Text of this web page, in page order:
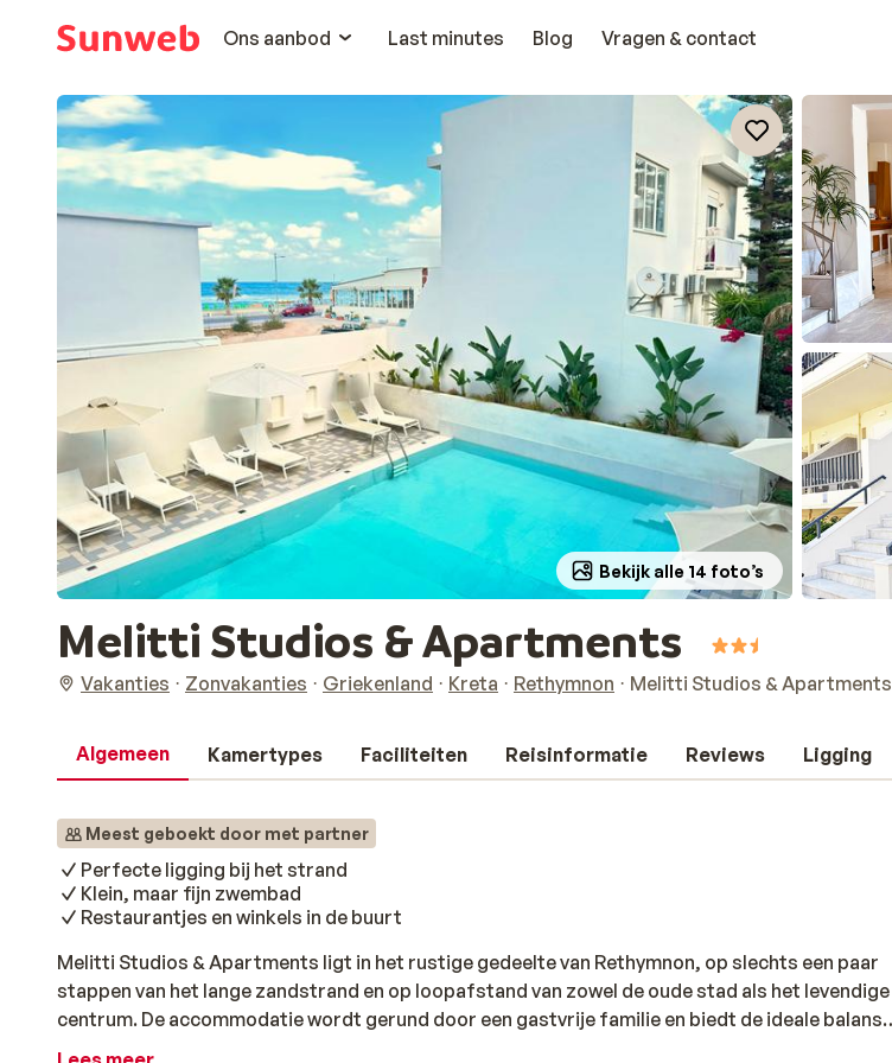
Ons aanbod
Last minutes Blog Vragen & contact
Bekijk alle 14 foto’s
Melitti Studios & Apartments
Vakanties Zonvakanties Griekenland Kreta Rethymnon Melitti Studios & Apartments
Algemeen Kamertypes Faciliteiten Reisinformatie Reviews Ligging
Meest geboekt door met partner
Perfecte ligging bij het strand
Klein, maar fijn zwembad
Restaurantjes en winkels in de buurt
Melitti Studios & Apartments ligt in het rustige gedeelte van Rethymnon, op slechts een paar
stappen van het lange zandstrand en op loopafstand van zowel de oude stad als het levendige
centrum. De accommodatie wordt gerund door een gastvrije familie en biedt de ideale balans
tussen gemak en ontspanning. Je verblijft in eenvoudige maar nette studio’s of